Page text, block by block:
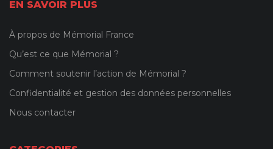
EN SAVOIR PLUS
À propos de Mémorial France
Qu’est ce que Mémorial ?
Comment soutenir l’action de Mémorial ?
Confidentialité et gestion des données personnelles
Nous contacter